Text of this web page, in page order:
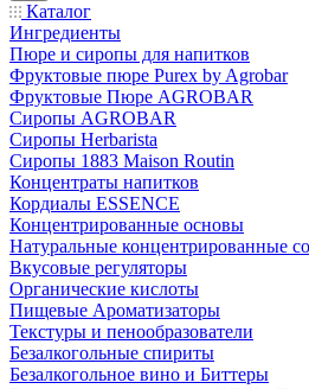
Каталог
Ингредиенты
Пюре и сиропы для напитков
Фруктовые пюре Purex by Agrobar
Фруктовые Пюре AGROBAR
Сиропы AGROBAR
Сиропы Herbarista
Сиропы 1883 Maison Routin
Концентраты напитков
Кордиалы ESSENCE
Концентрированные основы
Натуральные концентрированные
Вкусовые регуляторы
Органические кислоты
Пищевые Ароматизаторы
Текстуры и пенообразователи
Безалкогольные спириты
Безалкогольное вино и Биттеры